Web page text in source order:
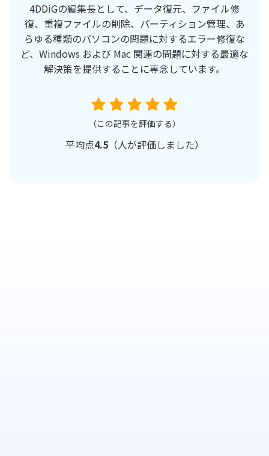
4DDiGの編集長として、データ復元、ファイル修
復、重複ファイルの削除、パーティション管理、あ
らゆる種類のパソコンの問題に対するエラー修復な
ど、Windows および Mac 関連の問題に対する最適な
解決策を提供することに専念しています。
（この記事を評価する）
平均点4.5（人が評価しました）